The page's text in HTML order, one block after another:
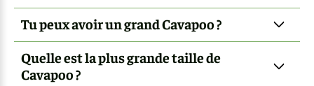
Tu peux avoir un grand Cavapoo ?
Quelle est la plus grande taille de
Cavapoo ?